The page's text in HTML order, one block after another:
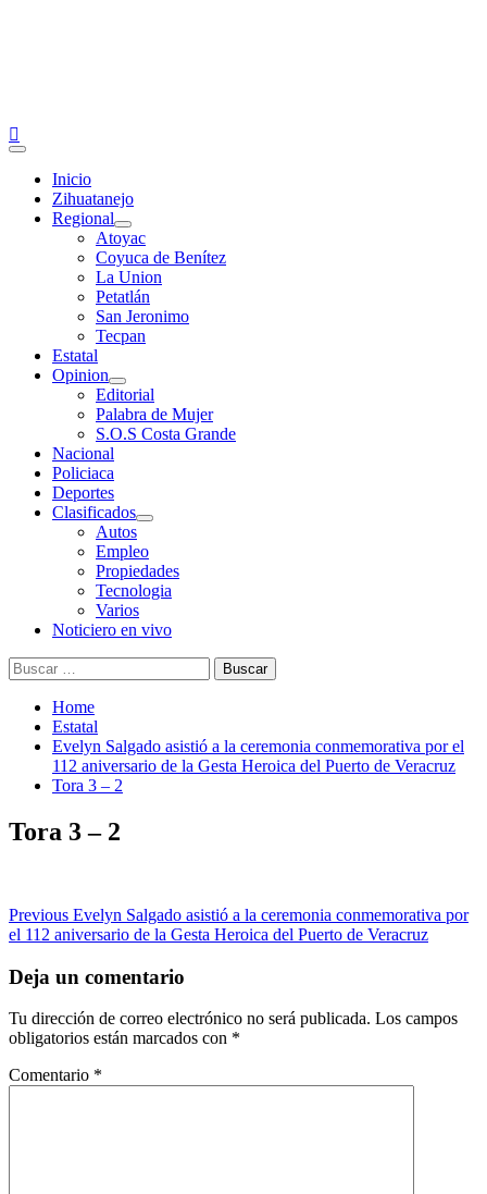
Primary
Inicio
Zihuatanejo
Regional
Atoyac
Coyuca de Benítez
La Union
Petatlán
San Jeronimo
Tecpan
Estatal
Opinion
Editorial
Palabra de Mujer
S.O.S Costa Grande
Nacional
Policiaca
Deportes
Clasificados
Autos
Empleo
Propiedades
Tecnologia
Varios
Noticiero en vivo
Buscar:
Home
Estatal
Evelyn Salgado asistió a la ceremonia conmemorativa por el
112 aniversario de la Gesta Heroica del Puerto de Veracruz
Tora 3 – 2
Tora 3 – 2
Post
navigation
Previous Evelyn Salgado asistió a la ceremonia conmemorativa por
el 112 aniversario de la Gesta Heroica del Puerto de Veracruz
Deja un comentario
Tu dirección de correo electrónico no será publicada. Los campos
obligatorios están marcados con *
Comentario *